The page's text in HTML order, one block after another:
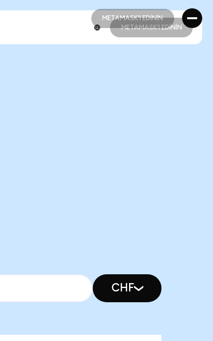
METAMASK'I EDİNİN
METAMASK'I EDİNİN
METAMASK'I EDİNİN
CHF